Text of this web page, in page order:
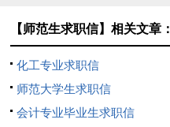
【师范生求职信】相关文章：
化工专业求职信
师范大学生求职信
会计专业毕业生求职信